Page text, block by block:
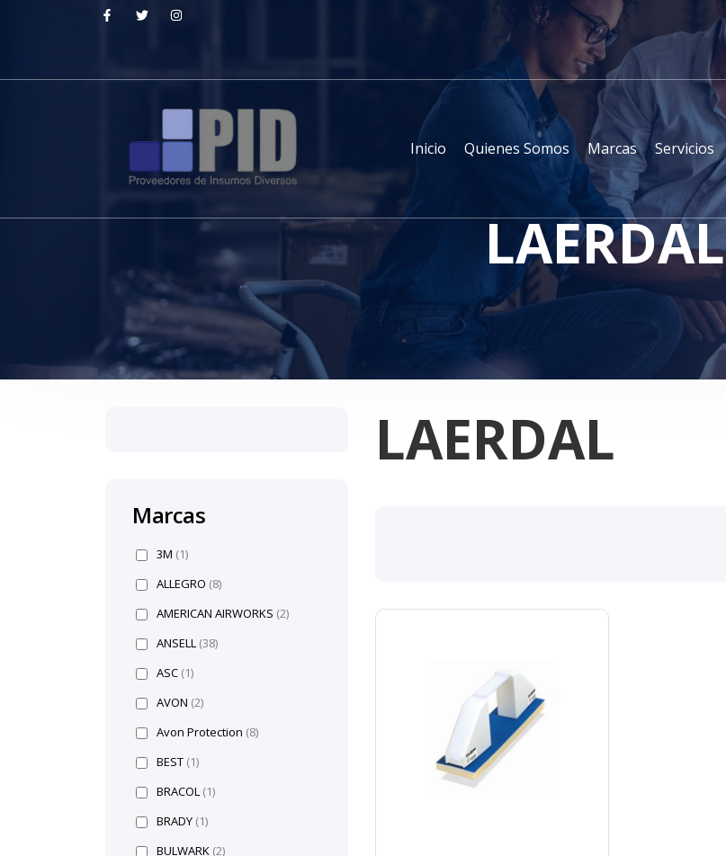
Inicio Quienes Somos Marcas Servicios
LAERDAL
LAERDAL
Marcas
3M (1)
ALLEGRO (8)
AMERICAN AIRWORKS (2)
ANSELL (38)
ASC (1)
AVON (2)
Avon Protection (8)
BEST (1)
BRACOL (1)
BRADY (1)
BULWARK (2)